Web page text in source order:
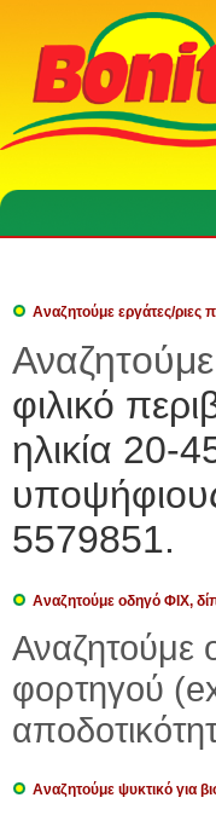
Αναζητούμε εργάτες/ριες
Αναζητούμε
φιλικό
ηλικία 20-
5579851.
Αναζητούμε οδηγό ΦΙΧ,
Αναζητούμε
φορτηγού
Αναζητούμε ψυκτικό για